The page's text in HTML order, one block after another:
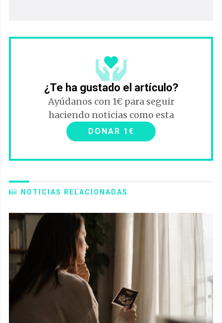
¿Te ha gustado el artículo?
Ayúdanos con 1€ para seguir
haciendo noticias como esta
DONAR 1€
NOTICIAS RELACIONADAS